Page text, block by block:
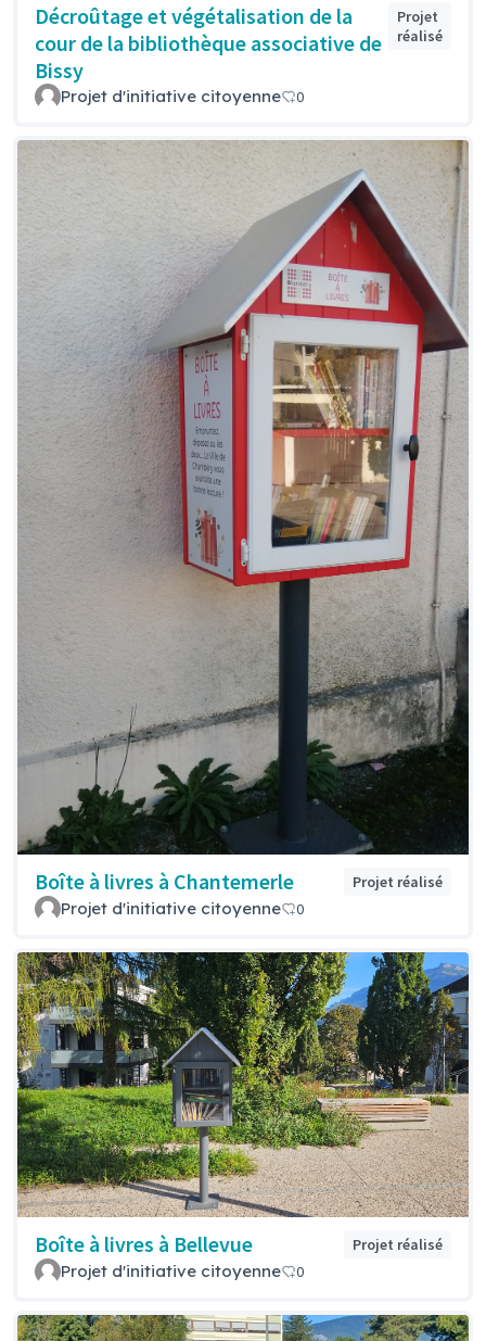
Décroûtage et végétalisation de la
cour de la bibliothèque associative de
Bissy
Projet
réalisé
Projet d'initiative citoyenne 0
Boîte à livres à Chantemerle Projet réalisé
Projet d'initiative citoyenne 0
Boîte à livres à Bellevue Projet réalisé
Projet d'initiative citoyenne 0